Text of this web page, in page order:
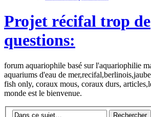
Projet récifal trop de
questions:
forum aquariophile basé sur l'aquariophilie
aquariums d'eau de
fish only, coraux mous, coraux durs,
monde est le bienvenue.